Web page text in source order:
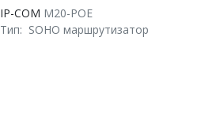
IP-COM M20-POE
Тип: SOHO маршрутизатор